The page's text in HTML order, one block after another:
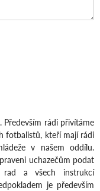
Především rádi přivítáme
fotbalistů, kteří mají rádi
v našem oddílu.
uchazečům podat
rad a všech instrukcí
je především